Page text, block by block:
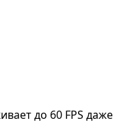
до 60 FPS даже